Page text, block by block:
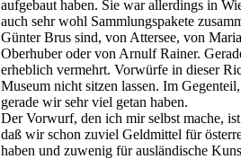
aufgebaut haben. Sie war allerdings in
auch sehr wohl Sammlungspakete
Günter Brus sind, von Attersee, von
Oberhuber oder von Arnulf Rainer.
erheblich vermehrt. Vorwürfe in dieser
Museum nicht sitzen lassen. Im
gerade wir sehr viel getan haben.
Der Vorwurf, den ich mir selbst mache,
daß wir schon zuviel Geldmittel für
haben und zuwenig für ausländische